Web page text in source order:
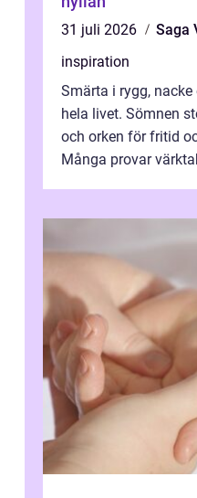
31 juli 2026
Saga
inspiration
Smärta i rygg,
hela livet. Sömnen
och orken för fritid
Många provar